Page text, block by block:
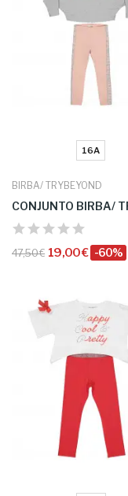
16A
BIRBA/ TRYBEYOND
47,50 € 19,00 € -60%